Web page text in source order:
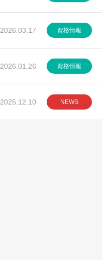
2026.03.17 資格情報
2026.01.26 資格情報
2025.12.10 NEWS